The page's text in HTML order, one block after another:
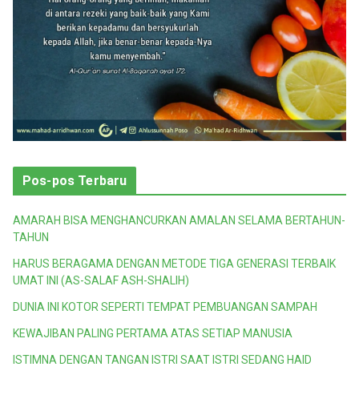
Pos-pos Terbaru
AMARAH BISA MENGHANCURKAN AMALAN SELAMA BERTAHUN-
TAHUN
HARUS BERAGAMA DENGAN METODE TIGA GENERASI TERBAIK
UMAT INI (AS-SALAF ASH-SHALIH)
DUNIA INI KOTOR SEPERTI TEMPAT PEMBUANGAN SAMPAH
KEWAJIBAN PALING PERTAMA ATAS SETIAP MANUSIA
ISTIMNA DENGAN TANGAN ISTRI SAAT ISTRI SEDANG HAID